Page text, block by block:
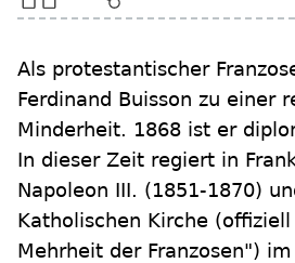
Als protestantischer
Ferdinand Buisson zu einer
Minderheit. 1868 ist er
In dieser Zeit regiert in
Napoleon III. (1851-1870)
Katholischen Kirche
Mehrheit der Franzosen")